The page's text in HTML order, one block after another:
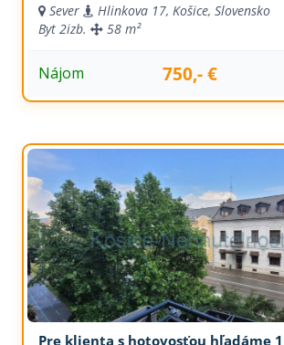
Sever
Hlinkova 17, Košice, Slovensko
Byt 2izb. 58 m²
Nájom 750,- €
Pre klienta s hotovosťou hľadáme